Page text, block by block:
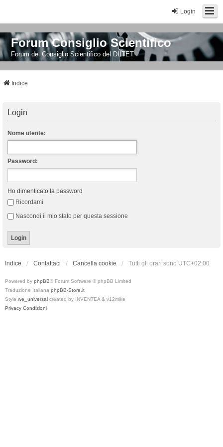
Login
Forum Consiglio Scientifico
Forum del Consiglio Scientifico del DIITET
Indice
Login
Nome utente:
Password:
Ho dimenticato la password
Ricordami
Nascondi il mio stato per questa sessione
Indice Contattaci Cancella cookie Tutti gli orari sono UTC+02:00
Powered by phpBB® Forum Software © phpBB Limited
Traduzione Italiana phpBB-Store.it
Style we_universal created by INVENTEA & v12mike
Privacy Condizioni